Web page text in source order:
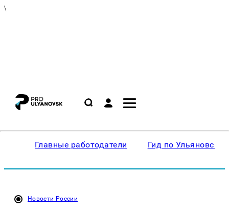
\
Главные работодатели Гид по Ульяновску
Новости России